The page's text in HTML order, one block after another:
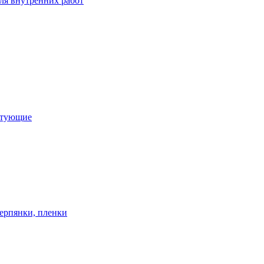
пленки